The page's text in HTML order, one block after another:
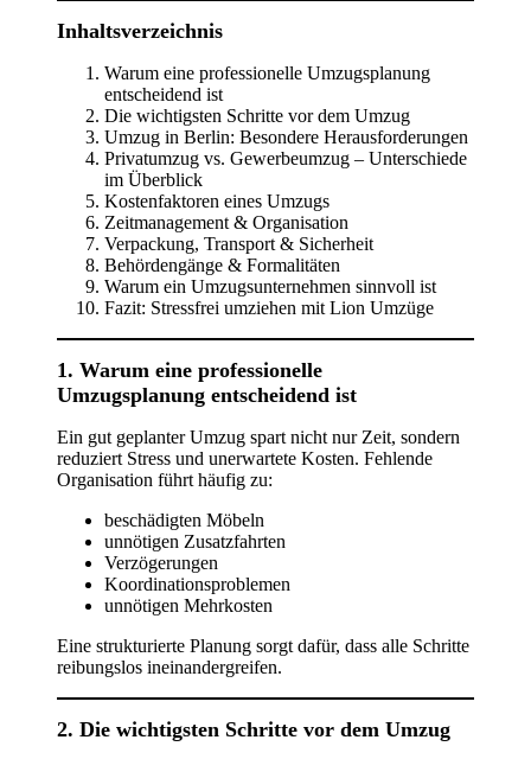
Inhaltsverzeichnis
Warum eine professionelle Umzugsplanung
entscheidend ist
Die wichtigsten Schritte vor dem Umzug
Umzug in Berlin: Besondere Herausforderungen
Privatumzug vs. Gewerbeumzug – Unterschiede
im Überblick
Kostenfaktoren eines Umzugs
Zeitmanagement & Organisation
Verpackung, Transport & Sicherheit
Behördengänge & Formalitäten
Warum ein Umzugsunternehmen sinnvoll ist
Fazit: Stressfrei umziehen mit Lion Umzüge
1. Warum eine professionelle
Umzugsplanung entscheidend ist
Ein gut geplanter Umzug spart nicht nur Zeit, sondern
reduziert Stress und unerwartete Kosten. Fehlende
Organisation führt häufig zu:
beschädigten Möbeln
unnötigen Zusatzfahrten
Verzögerungen
Koordinationsproblemen
unnötigen Mehrkosten
Eine strukturierte Planung sorgt dafür, dass alle Schritte
reibungslos ineinandergreifen.
2. Die wichtigsten Schritte vor dem Umzug